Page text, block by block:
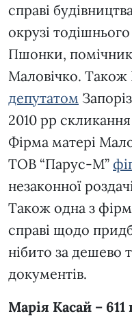
справі
окрузі
Пшонки,
Маловічко. Також
депутатом
2010 рр скликання
Фірма матері
ТОВ “Парус-М”
незаконної
Також одна з
справі щодо
нібито за дешево
документів.
Марія Касай – 611